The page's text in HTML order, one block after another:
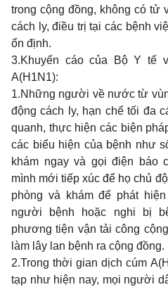
trong cộng đồng, không có tử
cách ly, điều trị tại các bệnh
ổn định.
3.Khuyến cáo của Bộ Y tế
A(H1N1):
1.Những người về nước từ
động cách ly, hạn chế tối đa
quanh, thực hiện các biện
các biểu hiện của bệnh như
khám ngay và gọi điện báo
mình mới tiếp xúc để họ chủ
phòng và khám để phát
người bệnh hoặc nghi bị
phương tiện vận tải công
làm lây lan bệnh ra cộng đồng.
2.Trong thời gian dịch cúm
tạp như hiện nay, mọi người